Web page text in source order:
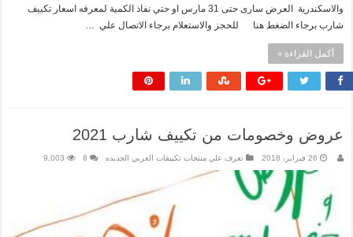
والاسكندرية العرض سارى حتى 31 مارس او حتي نفاذ الكمية لمعرفه اسعار تكييف
شارب برجاء الضغط هنا للحجز والاستعلام برجاء الاتصال علي …
أكمل القراءة »
عروض وخصومات من تكييف شارب 2021
26 فبراير، 2018 تعرف علي منتجات تكييفات العربي الجديده 8
9,003